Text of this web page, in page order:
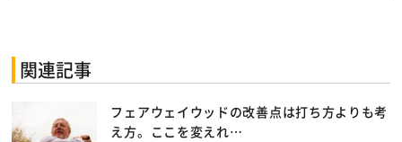
関連記事
フェアウェイウッドの改善点は打ち方よりも考
え方。ここを変えれ…